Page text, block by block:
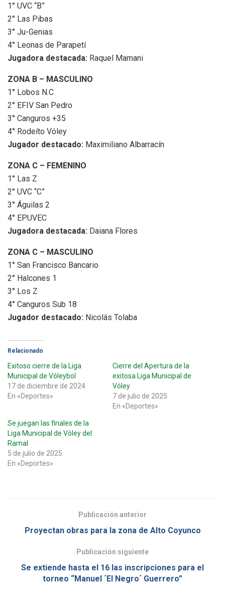
1° UVC “B”
2° Las Pibas
3° Ju-Genias
4° Leonas de Parapetí
Jugadora destacada: Raquel Mamani
ZONA B – MASCULINO
1° Lobos N.C
2° EFIV San Pedro
3° Canguros +35
4° Rodeíto Vóley
Jugador destacado: Maximiliano Albarracín
ZONA C – FEMENINO
1° Las Z
2° UVC “C”
3° Águilas 2
4° EPUVEC
Jugadora destacada: Daiana Flores
ZONA C – MASCULINO
1° San Francisco Bancario
2° Halcones 1
3° Los Z
4° Canguros Sub 18
Jugador destacado: Nicolás Tolaba
Relacionado
Exitoso cierre de la Liga
Municipal de Vóleybol
17 de diciembre de 2024
En «Deportes»
Cierre del Apertura de la
exitosa Liga Municipal de
Vóley
7 de julio de 2025
En «Deportes»
Se juegan las finales de la
Liga Municipal de Vóley del
Ramal
5 de julio de 2025
En «Deportes»
Publicación anterior
Proyectan obras para la zona de Alto Coyunco
Publicación siguiente
Se extiende hasta el 16 las inscripciones para el
torneo “Manuel ´El Negro´ Guerrero”